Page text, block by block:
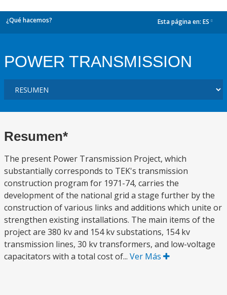
¿Qué hacemos? Esta página en: ES
POWER TRANSMISSION
Resumen*
The present Power Transmission Project, which
substantially corresponds to TEK's transmission
construction program for 1971-74, carries the
development of the national grid a stage further by the
construction of various links and additions which unite or
strengthen existing installations. The main items of the
project are 380 kv and 154 kv substations, 154 kv
transmission lines, 30 kv transformers, and low-voltage
capacitators with a total cost of... Ver Más